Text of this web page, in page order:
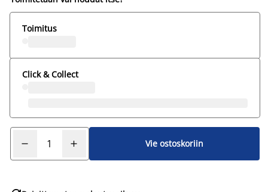
Toimitus
Click & Collect
Vie ostoskoriin